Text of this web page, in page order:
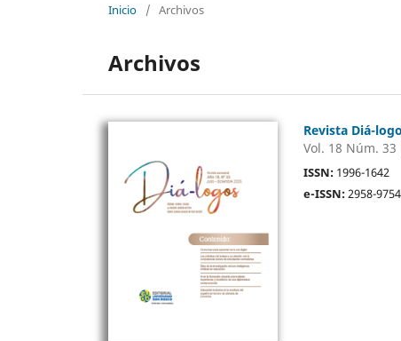
Inicio / Archivos
Archivos
Revista Diá-
Vol. 18 Núm. 33
ISSN: 1996-1642
e-ISSN:2958-9754